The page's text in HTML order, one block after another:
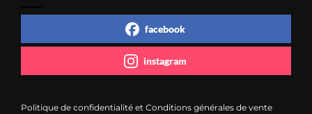
facebook
instagram
Politique de confidentialité et Conditions générales de vente